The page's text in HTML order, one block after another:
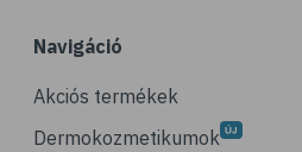
Navigáció
Akciós termékek
Dermokozmetikumok